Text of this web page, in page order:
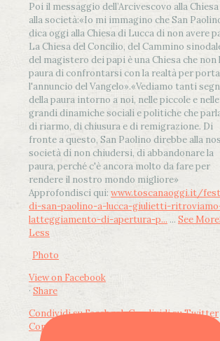
Poi il messaggio dell’Arcivescovo alla Chiesa
alla società:«Io mi immagino che San
dica oggi alla Chiesa di Lucca di non avere
La Chiesa del Concilio, del Cammino
del magistero dei papi è una Chiesa che non
paura di confrontarsi con la realtà per
l'annuncio del Vangelo».«Vediamo tanti
della paura intorno a noi, nelle piccole e nelle
grandi dinamiche sociali e politiche che
di riarmo, di chiusura e di remigrazione. Di
fronte a questo, San Paolino direbbe alla
società di non chiudersi, di abbandonare la
paura, perché c'è ancora molto da fare per
rendere il nostro mondo migliore»
Approfondisci qui: www.toscanaoggi.it/
di-san-paolino-a-lucca-giulietti-
latteggiamento-di-apertura-p... ... See More
Less
Photo
View on Facebook
· Share
Condividi su FacebookCondividi su Twitter
Condividi su LinkedIn